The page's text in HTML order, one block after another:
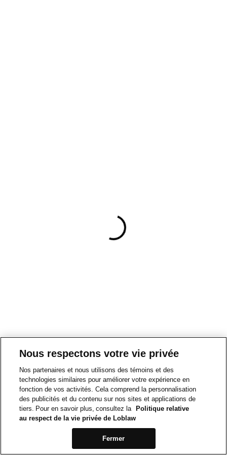
Nous respectons votre vie privée
Nos partenaires et nous utilisons des témoins et des
technologies similaires pour améliorer votre expérience en
fonction de vos activités. Cela comprend la personnalisation
des publicités et du contenu sur nos sites et applications de
tiers. Pour en savoir plus, consultez la
Politique relative
au respect de la vie privée de Loblaw
Fermer